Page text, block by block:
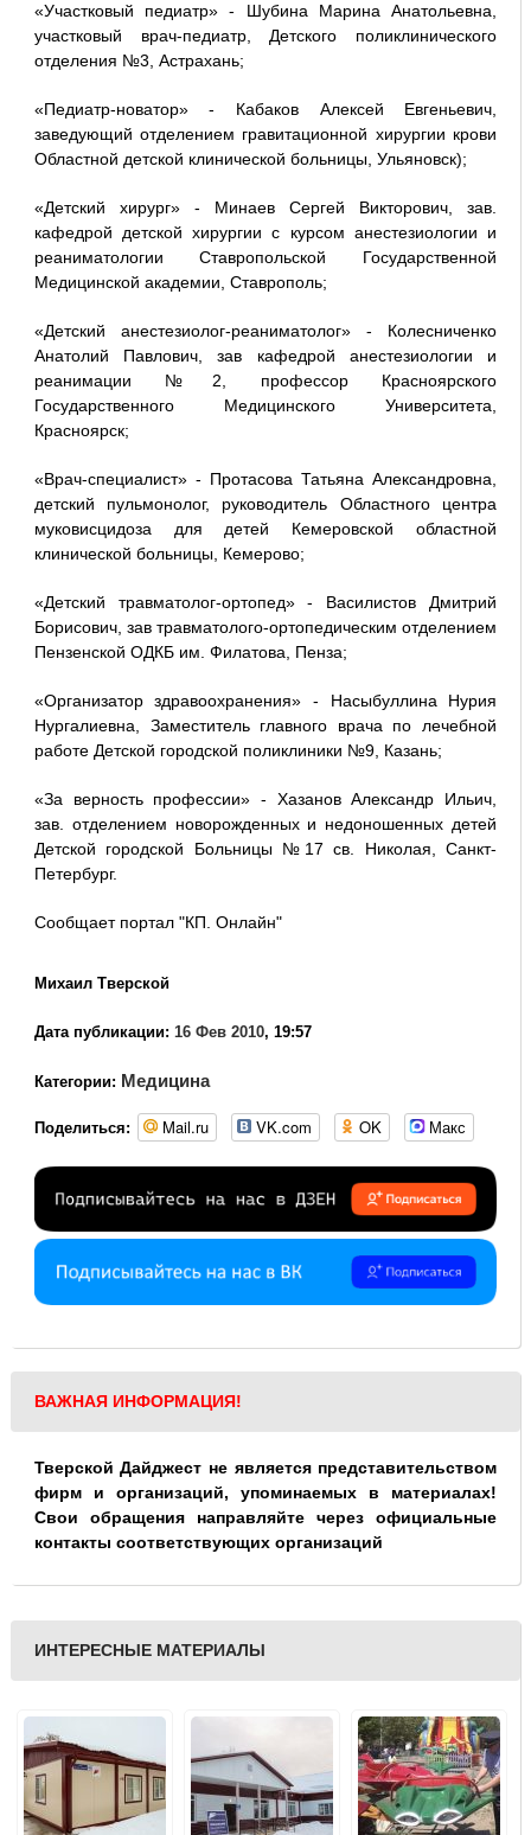
«Участковый педиатр» - Шубина Марина Анатольевна,
участковый врач-педиатр, Детского поликлинического
отделения №3, Астрахань;
«Педиатр-новатор» - Кабаков Алексей Евгеньевич,
заведующий отделением гравитационной хирургии крови
Областной детской клинической больницы, Ульяновск);
«Детский хирург» - Минаев Сергей Викторович, зав.
кафедрой детской хирургии с курсом анестезиологии и
реаниматологии Ставропольской Государственной
Медицинской академии, Ставрополь;
«Детский анестезиолог-реаниматолог» - Колесниченко
Анатолий Павлович, зав кафедрой анестезиологии и
реанимации №2, профессор Красноярского
Государственного Медицинского Университета,
Красноярск;
«Врач-специалист» - Протасова Татьяна Александровна,
детский пульмонолог, руководитель Областного центра
муковисцидоза для детей Кемеровской областной
клинической больницы, Кемерово;
«Детский травматолог-ортопед» - Василистов Дмитрий
Борисович, зав травматолого-ортопедическим отделением
Пензенской ОДКБ им. Филатова, Пенза;
«Организатор здравоохранения» - Насыбуллина Нурия
Нургалиевна, Заместитель главного врача по лечебной
работе Детской городской поликлиники №9, Казань;
«За верность профессии» - Хазанов Александр Ильич,
зав. отделением новорожденных и недоношенных детей
Детской городской Больницы №17 св. Николая, Санкт-
Петербург.
Сообщает портал "КП. Онлайн"
Михаил Тверской
Дата публикации: 16 Фев 2010, 19:57
Категории: Медицина
Поделиться: Mail.ru VK.com OK Макс
ВАЖНАЯ ИНФОРМАЦИЯ!
Тверской Дайджест не является представительством
фирм и организаций, упоминаемых в материалах!
Свои обращения направляйте через официальные
контакты соответствующих организаций
ИНТЕРЕСНЫЕ МАТЕРИАЛЫ